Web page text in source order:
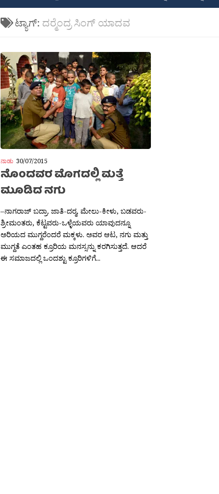
ಟ್ಯಾಗ್: ದರ‍್ಮೆಂದ್ರ ಸಿಂಗ್ ಯಾದವ
ನಾಡು 30/07/2015
ನೊಂದವರ ಮೊಗದಲ್ಲಿ ಮತ್ತೆ
ಮೂಡಿದ ನಗು
–ನಾಗರಾಜ್ ಬದ್ರಾ. ಜಾತಿ-ದರ‍್ಮ, ಮೇಲು-ಕೀಳು, ಬಡವರು-
ಶ್ರೀಮಂತರು, ಕೆಟ್ಟವರು-ಒಳ್ಳೆಯವರು ಯಾವುದನ್ನೂ
ಅರಿಯದ ಮುಗ್ದರೆಂದರೆ ಮಕ್ಕಳು. ಅವರ ಆಟ, ನಗು ಮತ್ತು
ಮುಗ್ದತೆ ಎಂತಹ ಕ್ರೂರಿಯ ಮನಸ್ಸನ್ನು ಕರಗಿಸುತ್ತದೆ. ಆದರೆ
ಈ ಸಮಾಜದಲ್ಲಿ ಒಂದಶ್ಟು ಕ್ರೂರಿಗಳಿಗೆ...